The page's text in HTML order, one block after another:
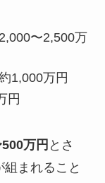
〜2,500万
1,000万円
円
万円 とさ
まれること